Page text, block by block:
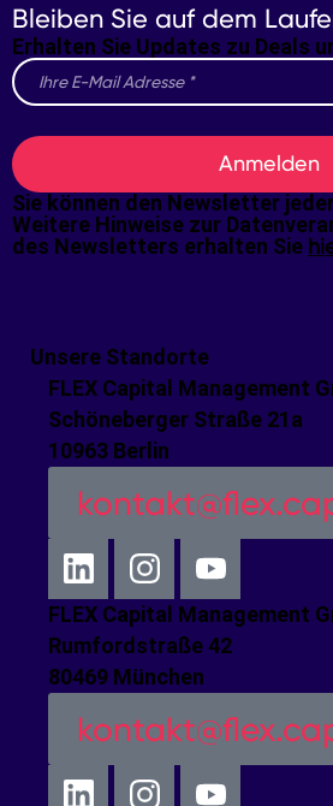
Bleiben Sie auf dem
Erhalten Sie Updates zu Deals
Anmelden
Sie können den Newsletter
Weitere Hinweise zur
des Newsletters erhalten Sie
Unsere Standorte
FLEX Capital Management
Schöneberger Straße 21a
10963 Berlin
FLEX Capital Management
Rumfordstraße 42
80469 München